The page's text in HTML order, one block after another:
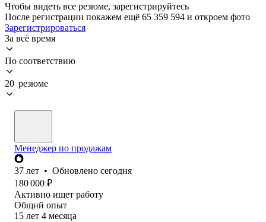
Чтобы видеть все резюме, зарегистрируйтесь
После регистрации покажем ещё 65 359 594 и откроем фото
Зарегистрироваться
За всё время
По соответствию
20 резюме
Менеджер по продажам
37 лет • Обновлено сегодня
180 000 ₽
Активно ищет работу
Общий опыт
15 лет 4 месяца